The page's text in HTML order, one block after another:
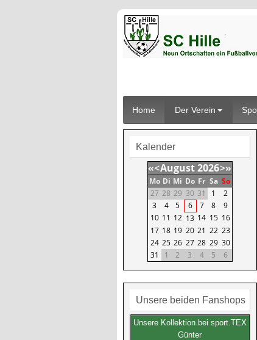
Home Der Verein
Kalender
«<August2026>»
Mo Di Mi Do Fr Sa So
27 28 29 30 31 1
2
3
4 5 6 7 8
9
10 11 12 13 14 15 16
17 18 19 20 21 22 23
24 25 26 27 28 29 30
31
1 2 3 4 5 6
Unsere beiden Fanshops
Unsere Kollektion bei sport.TEX
Günter